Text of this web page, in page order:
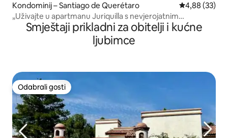
Kondominij – Santiago de Querétaro Prosječna
4,88 (33)
„Uživajte u apartmanu Juriquilla s nevjerojatnim
pogledom”
Smještaji prikladni za obitelji i kućne
ljubimce
Odabrali gosti
Odabrali gosti